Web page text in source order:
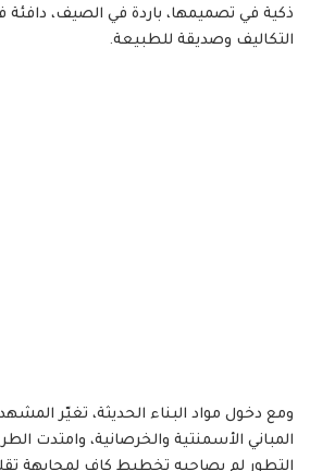
ذكية في تصميمها، باردة في الصيف، دافئة
التكاليف وصديقة للطبيعة.
ومع دخول مواد البناء الحديثة، تغيّر
المباني الأسمنتية والخرصانية، وامتدت
التطور لم يصاحبه تخطيط كافٍ لمجابهة